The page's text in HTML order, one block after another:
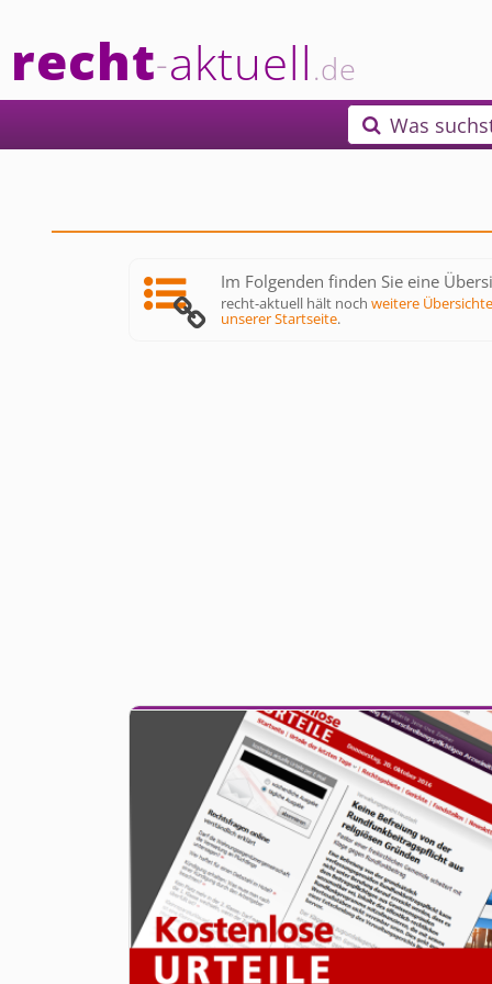
recht-aktuell.de
 Was
Im Folgenden finden Sie eine
recht-aktuell hält nochweitere
unserer Startseite.